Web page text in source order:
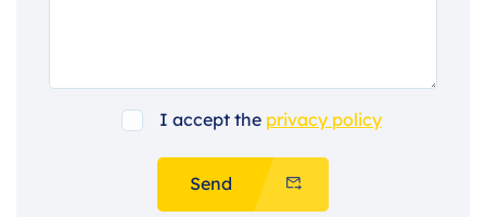
I accept the privacy policy
Send